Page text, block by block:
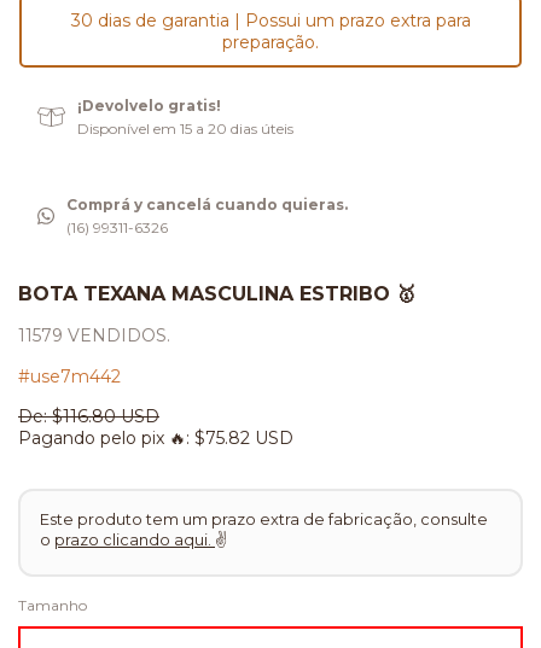
30 dias de garantia | Possui um prazo extra para
preparação.
¡Devolvelo gratis!
Disponível em 15 a 20 dias úteis
Comprá y cancelá cuando quieras.
(16) 99311-6326
BOTA TEXANA MASCULINA ESTRIBO 🥇
11579 VENDIDOS.
#use7m442
De:$116.80 USD
Pagando pelo pix 🔥: $75.82 USD
Este produto tem um prazo extra de fabricação, consulte
o prazo clicando aqui. ✌
Tamanho